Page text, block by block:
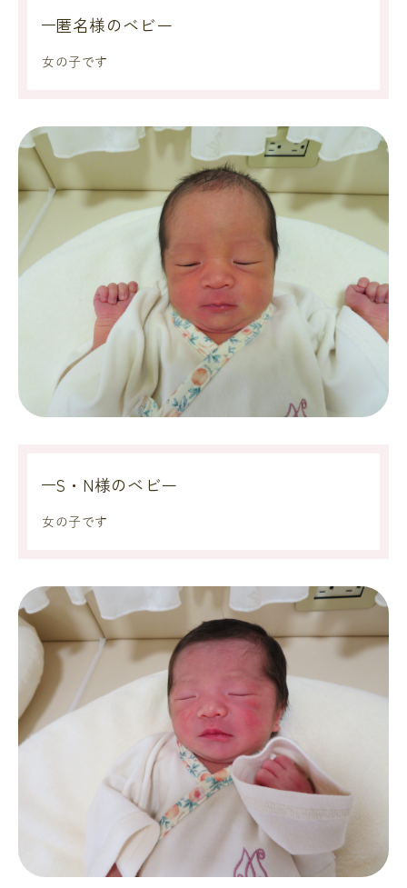
匿名様のベビー
女の子です
S・N様のベビー
女の子です